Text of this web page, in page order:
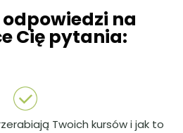
na
Cię pytania:
Twoich kursów i jak to